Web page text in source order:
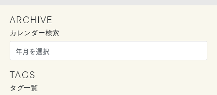
ARCHIVE
カレンダー検索
TAGS
タグ一覧